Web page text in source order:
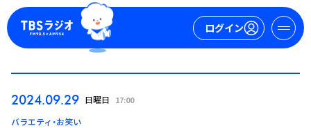
ログイン
ログイン
2024.09.29 日曜日 17:00
バラエティ・お笑い